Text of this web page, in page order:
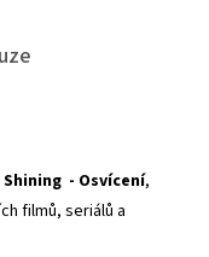
Shining - Osvícení,
filmů, seriálů a